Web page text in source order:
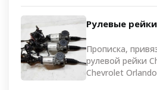
Рулевые рейки
Прописка,
рулевой рейки
Chevrolet